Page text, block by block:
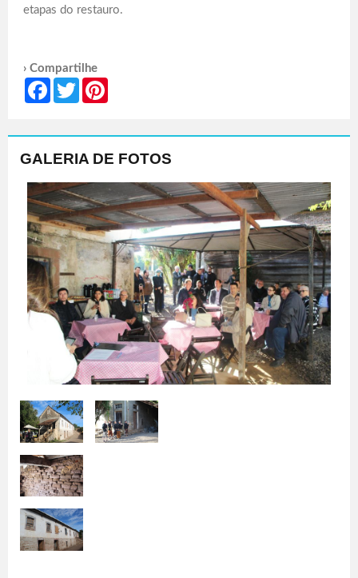
etapas do restauro.
› Compartilhe
Facebook
Twitter
GALERIA DE FOTOS